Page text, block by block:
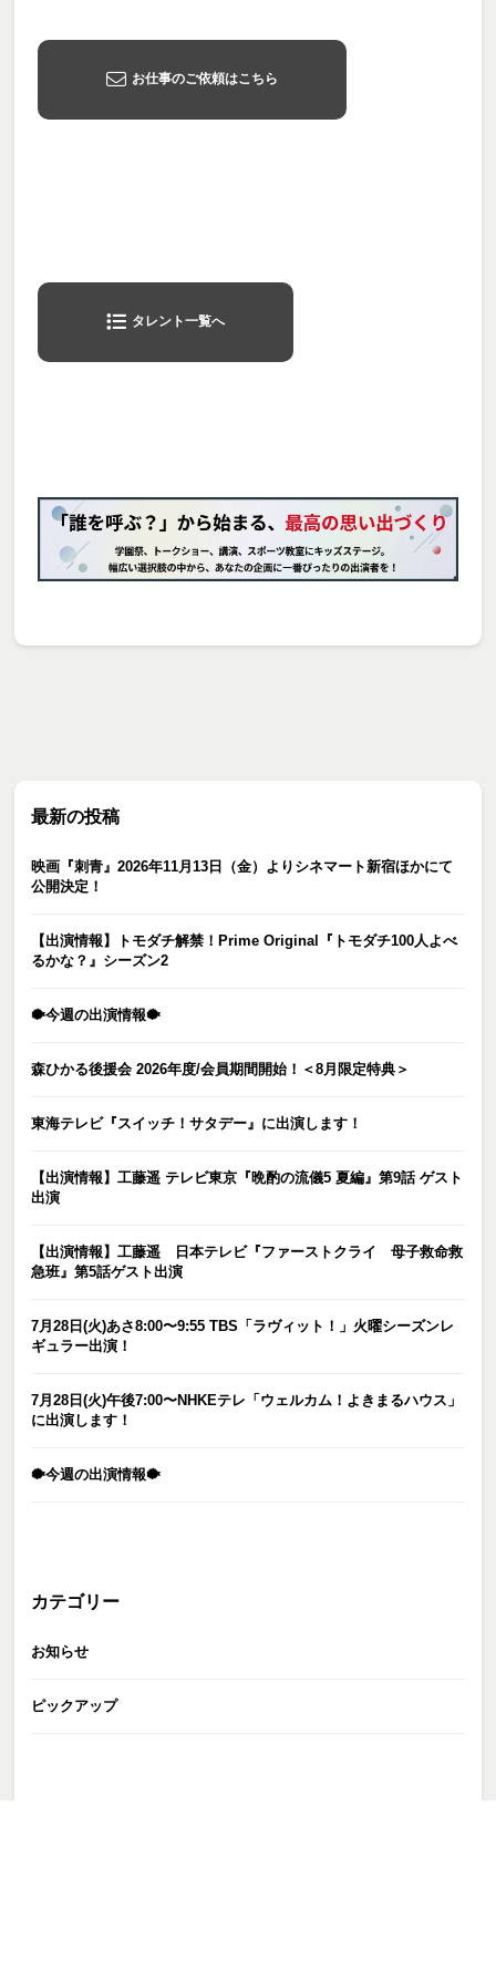
お仕事のご依頼はこちら
タレント一覧へ
最新の投稿
映画『刺青』2026年11月13日（金）よりシネマート新宿ほかにて
公開決定！
【出演情報】トモダチ解禁！Prime Original『トモダチ100人よべ
るかな？』シーズン2
🐡今週の出演情報🐡
森ひかる後援会 2026年度/会員期間開始！＜8月限定特典＞
東海テレビ『スイッチ！サタデー』に出演します！
【出演情報】工藤遥 テレビ東京『晩酌の流儀5 夏編』第9話 ゲスト
出演
【出演情報】工藤遥 日本テレビ『ファーストクライ 母子救命救
急班』第5話ゲスト出演
7月28日(火)あさ8:00〜9:55 TBS「ラヴィット！」火曜シーズンレ
ギュラー出演！
7月28日(火)午後7:00〜NHKEテレ「ウェルカム！よきまるハウス」
に出演します！
🐡今週の出演情報🐡
カテゴリー
お知らせ
ピックアップ